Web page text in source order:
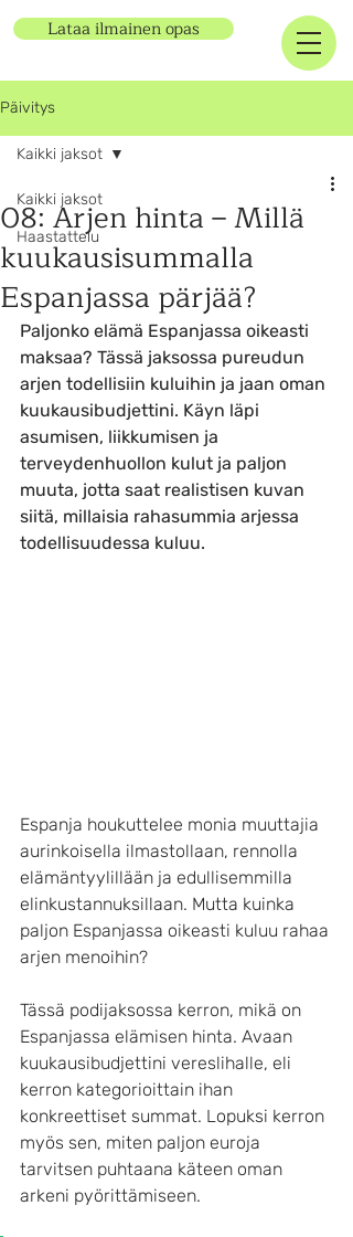
Lataa ilmainen opas
Päivitys
Kaikki jaksot
Haastattelu
Kaikki jaksot
08: Arjen hinta – Millä
kuukausisummalla
Espanjassa pärjää?
Paljonko elämä Espanjassa oikeasti
maksaa? Tässä jaksossa pureudun
arjen todellisiin kuluihin ja jaan oman
kuukausibudjettini. Käyn läpi
asumisen, liikkumisen ja
terveydenhuollon kulut ja paljon
muuta, jotta saat realistisen kuvan
siitä, millaisia rahasummia arjessa
todellisuudessa kuluu.
Espanja houkuttelee monia muuttajia
aurinkoisella ilmastollaan, rennolla
elämäntyylillään ja edullisemmilla
elinkustannuksillaan. Mutta kuinka
paljon Espanjassa oikeasti kuluu rahaa
arjen menoihin?
Tässä podijaksossa kerron, mikä on
Espanjassa elämisen hinta. Avaan
kuukausibudjettini vereslihalle, eli
kerron kategorioittain ihan
konkreettiset summat. Lopuksi kerron
myös sen, miten paljon euroja
tarvitsen puhtaana käteen oman
arkeni pyörittämiseen.